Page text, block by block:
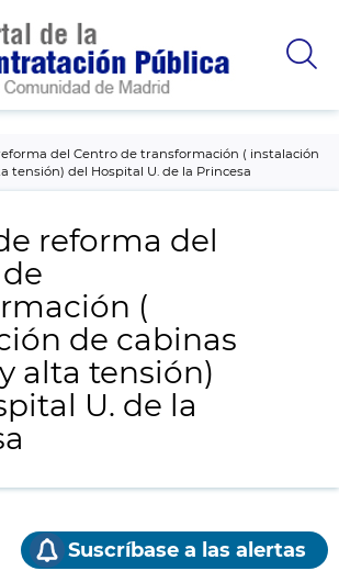
del Centro de transformación ( instalación
tensión) del Hospital U. de la Princesa
reforma del
(
de cabinas
alta tensión)
U. de la
Suscríbase a las alertas